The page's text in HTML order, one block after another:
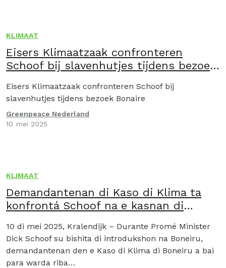
KLIMAAT
Eisers Klimaatzaak confronteren
Schoof bij slavenhutjes tijdens bezoek
Eisers Klimaatzaak confronteren Schoof bij
slavenhutjes tijdens bezoek Bonaire
Greenpeace Nederland
10 mei 2025
KLIMAAT
Demandantenan di Kaso di Klima ta
konfrontá Schoof na e kasnan di
10 di mei 2025, Kralendijk – Durante Promé Minister
Dick Schoof su bishita di introdukshon na Boneiru,
demandantenan den e Kaso di Klima di Boneiru a bai
para warda riba…